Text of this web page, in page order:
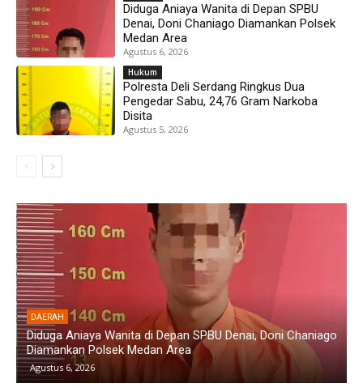
Diduga Aniaya Wanita di Depan SPBU
Denai, Doni Chaniago Diamankan Polsek
Medan Area
Agustus 6, 2026
Hukum
Polresta Deli Serdang Ringkus Dua
Pengedar Sabu, 24,76 Gram Narkoba
Disita
Agustus 5, 2026
DAERAH
Diduga Aniaya Wanita di Depan SPBU Denai, Doni Chaniago
Diamankan Polsek Medan Area
Agustus 6, 2026